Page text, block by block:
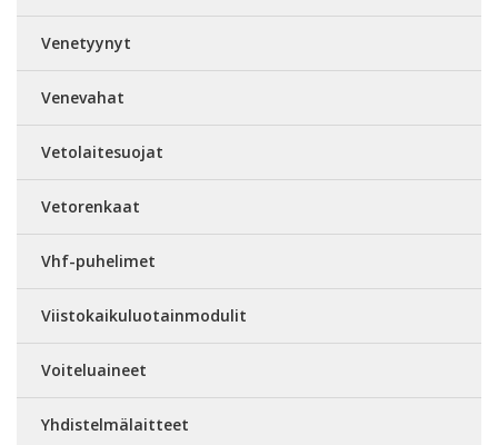
Venetyynyt
Venevahat
Vetolaitesuojat
Vetorenkaat
Vhf-puhelimet
Viistokaikuluotainmodulit
Voiteluaineet
Yhdistelmälaitteet